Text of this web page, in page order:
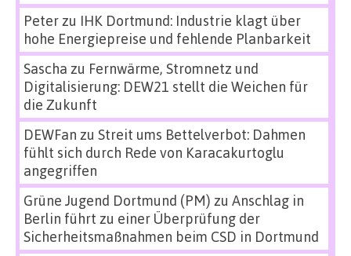
Peterzu IHK Dortmund: Industrie klagt über
hohe Energiepreise und fehlende Planbarkeit
Sascha zu Fernwärme, Stromnetz und
Digitalisierung: DEW21 stellt die Weichen für
die Zukunft
DEWFan zu Streit ums Bettelverbot: Dahmen
fühlt sich durch Rede von Karacakurtoglu
angegriffen
Grüne Jugend Dortmund (PM) zu Anschlag in
Berlin führt zu einer Überprüfung der
Sicherheitsmaßnahmen beim CSD in Dortmund